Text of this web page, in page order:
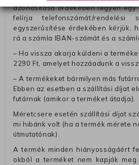
azonosítása érdekében tegyen egy
felírja telefonszámát/rendelési
egyszerűsítése érdekében kérjük,
rá a számla IBAN-számát és a
– Ha vissza akarja küldeni a
2290 Ft, amelyet hozzáadunk a
– A termékeket bármilyen más
Ebben az esetben a szállítási díjat
futárnak (amikor a terméket átadja).
Méretcsere esetén szállítási díjat
mi hibánk volt (ha a termék mérete
útmutatónak).
A termék minden hiányosságáért
okból a terméket nem kapják meg